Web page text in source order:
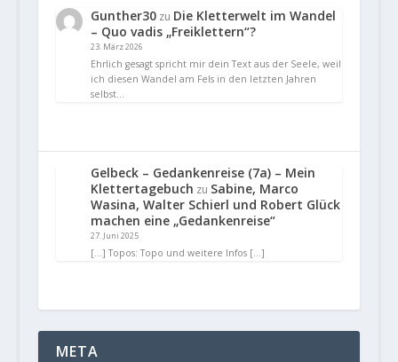
Gunther30zu Die Kletterwelt im Wandel
– Quo vadis „Freiklettern“?
23. März 2026
Ehrlich gesagt spricht mir dein Text aus der Seele, weil
ich diesen Wandel am Fels in den letzten Jahren
selbst…
Gelbeck – Gedankenreise (7a) – Mein
Klettertagebuch zu Sabine, Marco
Wasina, Walter Schierl und Robert Glück
machen eine „Gedankenreise“
27. Juni 2025
[…] Topos: Topo und weitere Infos […]
META